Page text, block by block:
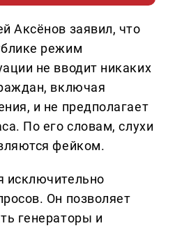
Аксёнов заявил, что
режим
не вводит никаких
включая
и не предполагает
По его словам, слухи
фейком.
исключительно
Он позволяет
генераторы и